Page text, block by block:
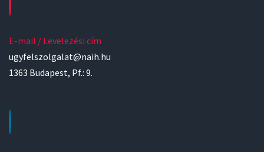
E-mail / Levelezési cím
ugyfelszolgalat@naih.hu
1363 Budapest, Pf.: 9.